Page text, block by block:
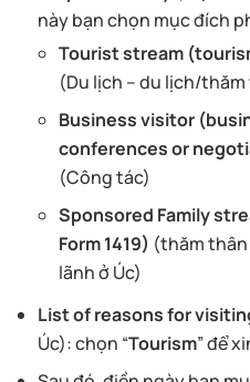
này bạn chọn mục đích
Tourist stream
(Du lịch – du lịch/
Business visitor
conferences or
(Công tác)
Sponsored Family
Form 1419) (thăm thân
lãnh ở Úc)
List of reasons for
Úc): chọn “Tourism” để